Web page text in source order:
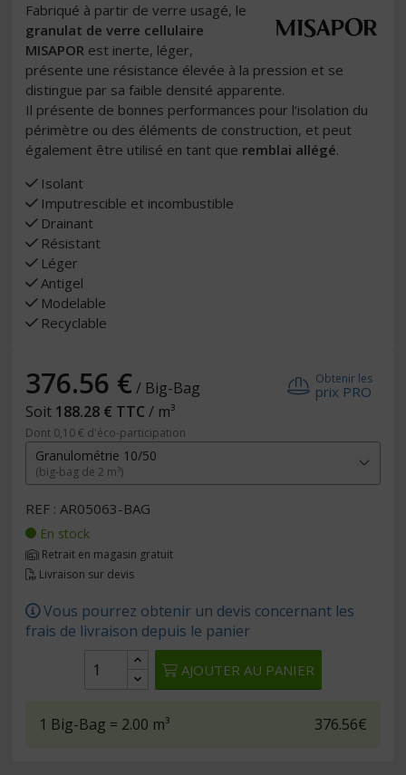
Fabriqué à partir de verre usagé, le
granulat de verre cellulaire
MISAPOR est inerte, léger,
présente une résistance élevée à la pression et se
distingue par sa faible densité apparente.
Il présente de bonnes performances pour l‘isolation du
périmètre ou des éléments de construction, et peut
également être utilisé en tant que remblai allégé.
Isolant
Imputrescible et incombustible
Drainant
Résistant
Léger
Antigel
Modelable
Recyclable
376.56 €/ Big-Bag
Soit 188.28 € TTC/ m³
Dont 0,10 € d'éco-participation
Obtenir les
prix PRO
Granulométrie 10/50
(big-bag de 2 m³)
REF : AR05063-BAG
En stock
Retrait en magasin gratuit
Livraison sur devis
Vous pourrez obtenir un devis concernant les
frais de livraison depuis le panier
AJOUTER AU PANIER
1 Big-Bag = 2.00 m³ 376.56€